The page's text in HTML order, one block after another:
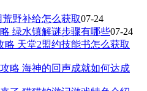
野补给怎么获取07-24
绿水镇解谜步骤有哪些07-24
略 天堂2盟约技能书怎么获取
略 海神的回声成就如何达成